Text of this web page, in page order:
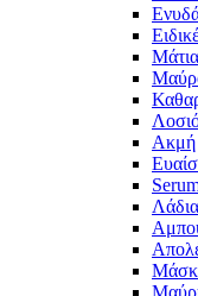
Μάτια
Ακμή
Λάδια